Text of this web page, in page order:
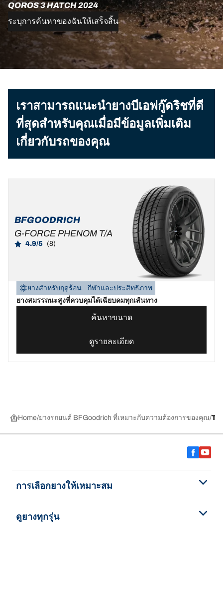
QOROS 3 HATCH 2024
ระบุการค้นหาของฉันให้เสร็จสิ้น
เราสามารถแนะนำยางบีเอฟกู๊ดริชที่ดี
ที่สุดสำหรับคุณเมื่อมีข้อมูลเพิ่มเติม
เกี่ยวกับรถของคุณ
BFGOODRICH
G-FORCE PHENOM T/A
4.9/5 (8)
ยางสำหรับฤดูร้อน
กีฬาและประสิทธิภาพ
ยางสมรรถนะสูงที่ควบคุมได้เฉียบคมทุกเส้นทาง
ค้นหาขนาด
ดูรายละเอียด
Home ยางรถยนต์ BFGoodrich ที่เหมาะกับความต้องการของคุณ
การเลือกยางให้เหมาะสม
ดูยางทุกรุ่น